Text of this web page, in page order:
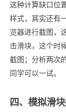
这种计算缺口位
样式，其实还有
览器进行截图，
击滑块，这个时
截图；分析两次
同学可以一试。
四、模拟滑